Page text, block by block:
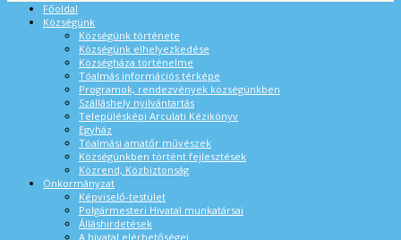
Főoldal
Községünk
Községünk története
Községünk elhelyezkedése
Községháza történelme
Tóalmás információs térképe
Programok, rendezvények községünkben
Szálláshely nyilvántartás
Településképi Arculati Kézikönyv
Egyház
Tóalmási amatőr művészek
Községünkben történt fejlesztések
Közrend, Közbiztonság
Önkormányzat
Képviselő-testület
Polgármesteri Hivatal munkatársai
Álláshirdetések
A hivatal elérhetőségei